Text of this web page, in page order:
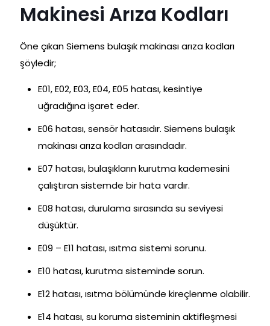
Makinesi Arıza Kodları
Öne çıkan Siemens bulaşık makinası arıza kodları
şöyledir;
E01, E02, E03, E04, E05 hatası, kesintiye
uğradığına işaret eder.
E06 hatası, sensör hatasıdır. Siemens bulaşık
makinası arıza kodları arasındadır.
E07 hatası, bulaşıkların kurutma kademesini
çalıştıran sistemde bir hata vardır.
E08 hatası, durulama sırasında su seviyesi
düşüktür.
E09 – E11 hatası, ısıtma sistemi sorunu.
E10 hatası, kurutma sisteminde sorun.
E12 hatası, ısıtma bölümünde kireçlenme olabilir.
E14 hatası, su koruma sisteminin aktifleşmesi